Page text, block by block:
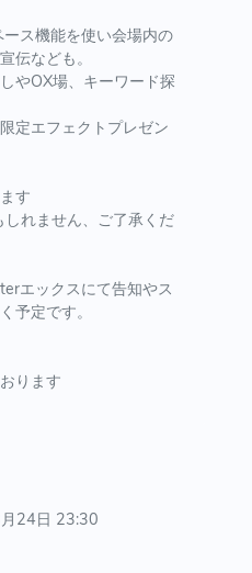
ス機能を使い会場内の
伝なども。
やOX場、キーワード探
定エフェクトプレゼン
す
れません、ご了承くだ
エックスにて告知やス
予定です。
ります
24日 23:30